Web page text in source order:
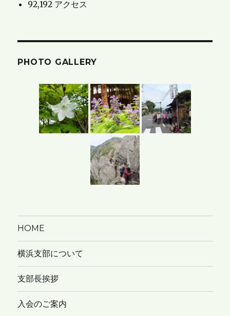
ロ
ー
92,192 アクセス
PHOTO GALLERY
HOME
横浜支部について
支部長挨拶
入会のご案内